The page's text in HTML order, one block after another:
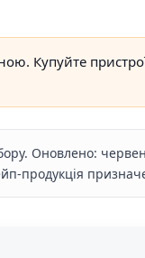
Купуйте
Оновлено:
продукція